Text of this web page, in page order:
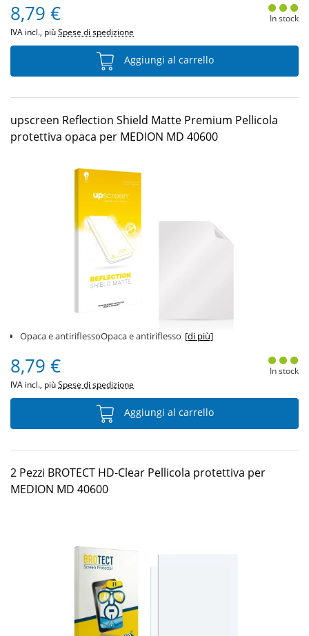
8,79 €
IVA incl., piùSpese di spedizione
In stock
Aggiungi al carrello
upscreen Reflection Shield Matte Premium Pellicola
protettiva opaca per MEDION MD 40600
Opaca e antiriflessoOpaca e antiriflesso [di più]
8,79 €
IVA incl., piùSpese di spedizione
In stock
Aggiungi al carrello
2 Pezzi BROTECT HD-Clear Pellicola protettiva per
MEDION MD 40600